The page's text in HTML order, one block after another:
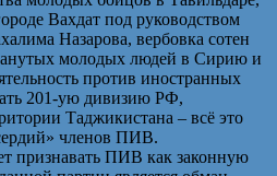
Вахдат под руководством
Назарова, вербовка сотен
молодых людей в Сирию и
против иностранных
201-ую дивизию РФ,
Таджикистана – всё это
членов ПИВ.
признавать ПИВ как законную